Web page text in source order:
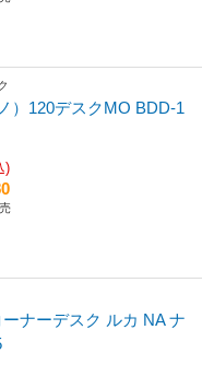
）120デスクMO BDD-1
)
ナーデスク ルカ NA ナ